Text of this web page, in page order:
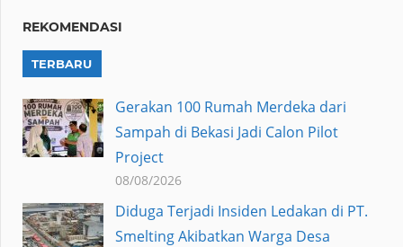
REKOMENDASI
TERBARU
Gerakan 100 Rumah Merdeka dari
Sampah di Bekasi Jadi Calon Pilot
Project
08/08/2026
Diduga Terjadi Insiden Ledakan di PT.
Smelting Akibatkan Warga Desa